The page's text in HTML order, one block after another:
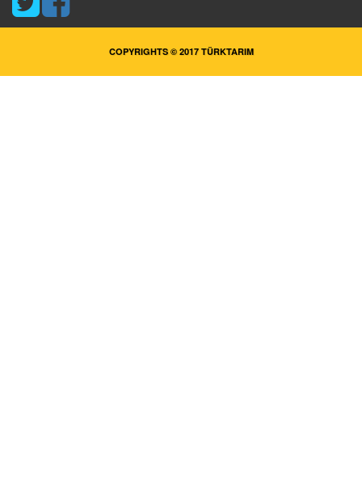
COPYRIGHTS © 2017 TÜRKTARIM